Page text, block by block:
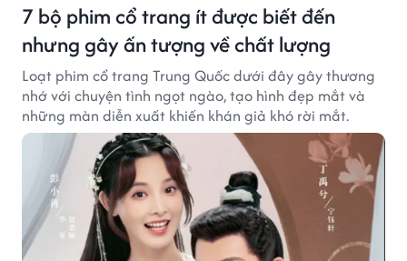
7 bộ phim cổ trang ít được biết đến
nhưng gây ấn tượng về chất lượng
Loạt phim cổ trang Trung Quốc dưới đây gây thương
nhớ với chuyện tình ngọt ngào, tạo hình đẹp mắt và
những màn diễn xuất khiến khán giả khó rời mắt.